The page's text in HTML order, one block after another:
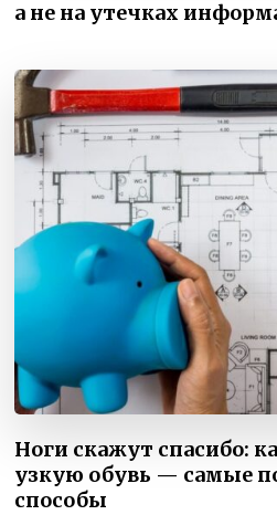
а не на утечках
Ноги скажут спасибо:
узкую обувь — самые
способы